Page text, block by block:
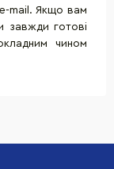
mail. Якщо вам
завжди готові
чином